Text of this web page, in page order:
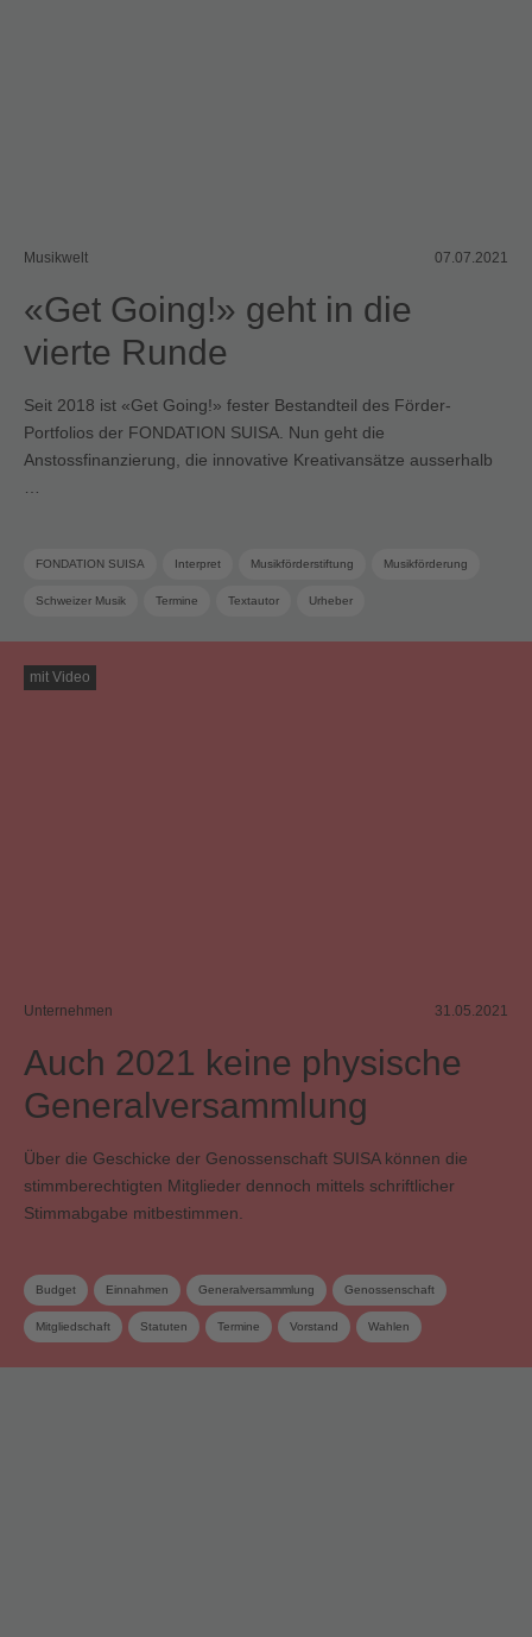
Musikwelt 07.07.2021
«Get Going!» geht in die
vierte Runde
Seit 2018 ist «Get Going!» fester Bestandteil des Förder-
Portfolios der FONDATION SUISA. Nun geht die
Anstossfinanzierung, die innovative Kreativansätze ausserhalb
…
FONDATION SUISA Interpret Musikförderstiftung Musikförderung
Schweizer Musik Termine Textautor Urheber
mit Video
Unternehmen 31.05.2021
Auch 2021 keine physische
Generalversammlung
Über die Geschicke der Genossenschaft SUISA können die
stimmberechtigten Mitglieder dennoch mittels schriftlicher
Stimmabgabe mitbestimmen.
Budget Einnahmen Generalversammlung Genossenschaft
Mitgliedschaft Statuten Termine Vorstand Wahlen